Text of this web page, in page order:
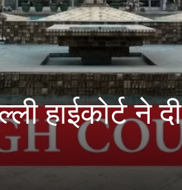
हाईकोर्ट ने दी